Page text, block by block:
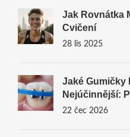
Jak Rovnátka
Cvičení
28 lis 2025
Jaké Gumičky
Nejúčinnější:
Péčí
22 čec 2026